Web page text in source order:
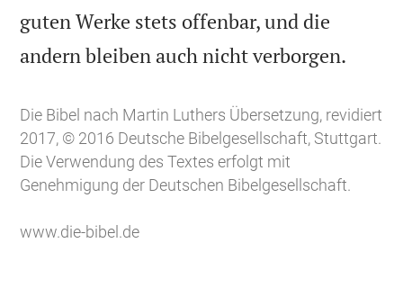
guten Werke stets offenbar, und die
andern bleiben auch nicht verborgen.
Die Bibel nach Martin Luthers Übersetzung, revidiert
2017, © 2016 Deutsche Bibelgesellschaft, Stuttgart.
Die Verwendung des Textes erfolgt mit
Genehmigung der Deutschen Bibelgesellschaft.
www.die-bibel.de